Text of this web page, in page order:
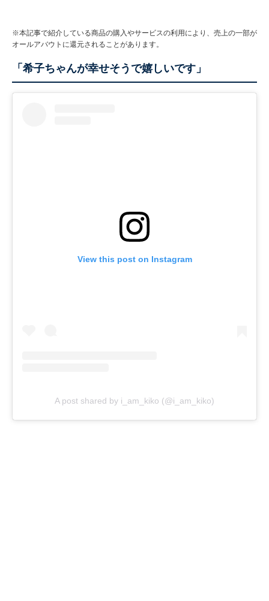
※本記事で紹介している商品の購入やサービスの利用により、売上の一部が
オールアバウトに還元されることがあります。
「希子ちゃんが幸せそうで嬉しいです」
View this post on Instagram
A post shared by i_am_kiko (@i_am_kiko)